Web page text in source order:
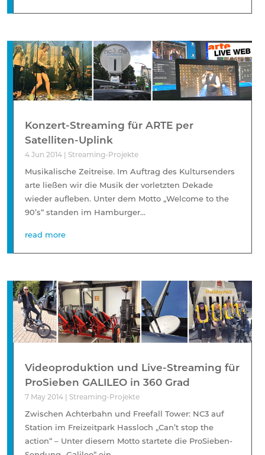
Konzert-Streaming für ARTE per
Satelliten-Uplink
4 Jun 2014 | Streaming-Projekte
Musikalische Zeitreise. Im Auftrag des Kultursenders
arte ließen wir die Musik der vorletzten Dekade
wieder aufleben. Unter dem Motto „Welcome to the
90’s“ standen im Hamburger...
read more
Videoproduktion und Live-Streaming für
ProSieben GALILEO in 360 Grad
7 May 2014 | Streaming-Projekte
Zwischen Achterbahn und Freefall Tower: NC3 auf
Station im Freizeitpark Hassloch „Can’t stop the
action“ – Unter diesem Motto startete die ProSieben-